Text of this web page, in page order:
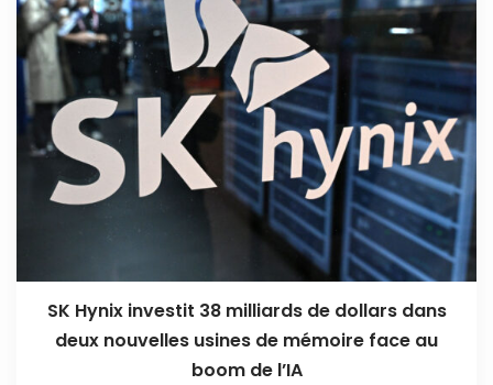
SK Hynix investit 38 milliards de dollars dans
deux nouvelles usines de mémoire face au
boom de l’IA